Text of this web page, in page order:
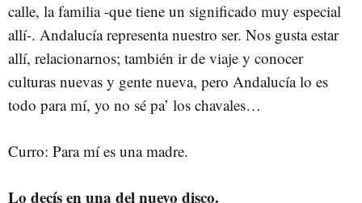
calle, la familia -que tiene un significado muy especial
allí-. Andalucía representa nuestro ser. Nos gusta estar
allí, relacionarnos; también ir de viaje y conocer
culturas nuevas y gente nueva, pero Andalucía lo es
todo para mí, yo no sé pa’ los chavales…
Curro: Para mí es una madre.
Lo decís en una del nuevo disco.